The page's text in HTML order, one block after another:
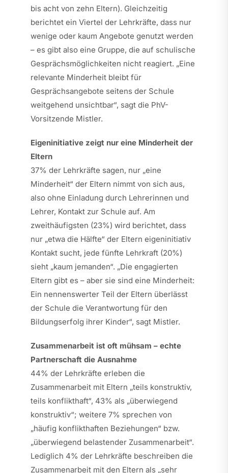
bis acht von zehn Eltern). Gleichzeitig
berichtet ein Viertel der Lehrkräfte, dass nur
wenige oder kaum Angebote genutzt werden
– es gibt also eine Gruppe, die auf schulische
Gesprächsmöglichkeiten nicht reagiert. „Eine
relevante Minderheit bleibt für
Gesprächsangebote seitens der Schule
weitgehend unsichtbar“, sagt die PhV-
Vorsitzende Mistler.
Eigeninitiative zeigt nur eine Minderheit der
Eltern
37% der Lehrkräfte sagen, nur „eine
Minderheit“ der Eltern nimmt von sich aus,
also ohne Einladung durch Lehrerinnen und
Lehrer, Kontakt zur Schule auf. Am
zweithäufigsten (23%) wird berichtet, dass
nur „etwa die Hälfte“ der Eltern eigeninitiativ
Kontakt sucht, jede fünfte Lehrkraft (20%)
sieht „kaum jemanden“. „Die engagierten
Eltern gibt es – aber sie sind eine Minderheit:
Ein nennenswerter Teil der Eltern überlässt
der Schule die Verantwortung für den
Bildungserfolg ihrer Kinder“, sagt Mistler.
Zusammenarbeit ist oft mühsam – echte
Partnerschaft die Ausnahme
44% der Lehrkräfte erleben die
Zusammenarbeit mit Eltern „teils konstruktiv,
teils konflikthaft“, 43% als „überwiegend
konstruktiv“; weitere 7% sprechen von
„häufig konflikthaften Beziehungen“ bzw.
„überwiegend belastender Zusammenarbeit“.
Lediglich 4% der Lehrkräfte beschreiben die
Zusammenarbeit mit den Eltern als „sehr